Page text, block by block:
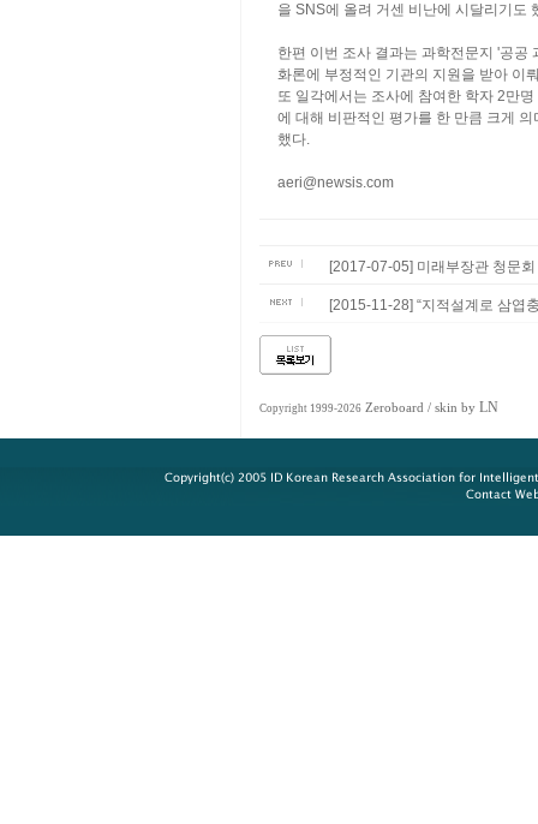
을 SNS에 올려 거센 비난에 시달리기도
한편 이번 조사 결과는 과학전문지 '공공
화론에 부정적인 기관의 지원을 받아 이
또 일각에서는 조사에 참여한 학자 2만
에 대해 비판적인 평가를 한 만큼 크게
했다.
aeri@newsis.com
[2017-07-05] 미래부장관 청문
[2015-11-28] “지적설계로 삼엽
Copyright 1999-2026 Zeroboard / skin by LN